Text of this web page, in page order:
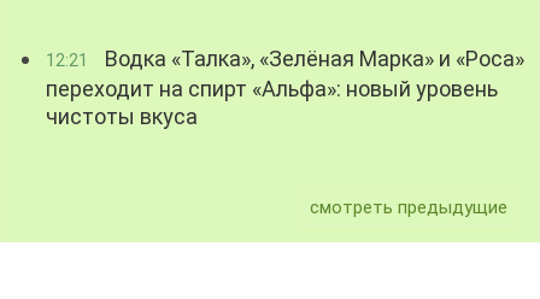
12:21
Водка «Талка», «Зелёная Марка» и «Роса»
переходит на спирт «Альфа»: новый уровень
чистоты вкуса
смотреть предыдущие